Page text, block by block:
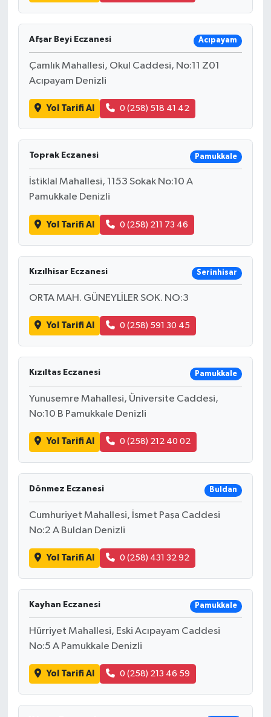
Afşar Beyi Eczanesi Acıpayam
Çamlık Mahallesi, Okul Caddesi, No:11 Z01
Acıpayam Denizli
Yol Tarifi Al 0 (258) 518 41 42
Toprak Eczanesi Pamukkale
İstiklal Mahallesi, 1153 Sokak No:10 A
Pamukkale Denizli
Yol Tarifi Al 0 (258) 211 73 46
Kızılhisar Eczanesi Serinhisar
ORTA MAH. GÜNEYLİLER SOK. NO:3
Yol Tarifi Al 0 (258) 591 30 45
Kızıltas Eczanesi Pamukkale
Yunusemre Mahallesi, Üniversite Caddesi,
No:10 B Pamukkale Denizli
Yol Tarifi Al 0 (258) 212 40 02
Dönmez Eczanesi Buldan
Cumhuriyet Mahallesi, İsmet Paşa Caddesi
No:2 A Buldan Denizli
Yol Tarifi Al 0 (258) 431 32 92
Kayhan Eczanesi Pamukkale
Hürriyet Mahallesi, Eski Acıpayam Caddesi
No:5 A Pamukkale Denizli
Yol Tarifi Al 0 (258) 213 46 59